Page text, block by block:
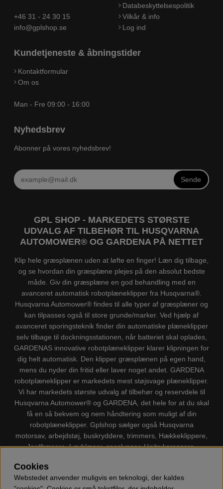
+46 31 - 24 30 15
info@gplshop.se
Databeskyttelsespolitik
Vilkår & info
Log ind
Kundetjeneste & åbningstider
Kontaktformular
Om os
Man - Fre 09:00 - 16:00
Nyhedsbrev
Abonner på vores nyhedsbrev!
Sende
GPL SHOP - MARKEDETS STØRSTE
UDVALG AF TILBEHØR TIL HUSQVARNA
AUTOMOWER® OG GARDENA PÅ NETTET
Klip hele græsplænen uden at løfte en finger! Læn dig tilbage,
og se hvordan din græsplæne plejes på den absolut bedste
måde. Giv din græsplæne en god behandling med en
avanceret automatisk robotplæneklipper fra Husqvarna®.
Husqvarna Automower® findes til alle typer af græsplæner og
kan tilpasses også til store grunde/marker. Ved hjælp af
avanceret sporingsteknik finder din automatiske plæneklipper
selv tilbage til dockningsstationen, når batteriet skal oplades,
GARDENAS innovative robotplæneklipper klarer klipningen for
dig helt automatisk. Den klipper græsplænen på egen hand,
mens du nyder din fritid eller laver noget andet. GARDENA
robotplæneklipper er markedets mest støjsvage plæneklipper.
Vi har markedets største udvalg af tilbehør og reservdele til
Husqvarna Automower® og GARDENA, det hele for at du skal
få en så bekvem og nem håndtering som muligt af din
robotplæneklipper. Gplshop sælger også Husqvarna
motorsav, arbejdstøj, buskryddere, trimmers, Hækkeklippere,
Jordfræsere, Løvblæser, sneslynger, Højtryksrensere,
Cookies
Webstedet anvender muligvis en teknologi, der kaldes